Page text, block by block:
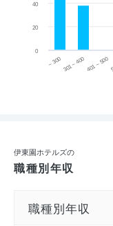
~ 300 301 ~ 400 401 ~ 500
0
20
40
伊東園ホテルズの
職種別年収
職種別年収